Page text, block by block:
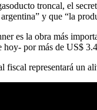
troncal, el
y que “la
es la obra más
por más de US$
representará un